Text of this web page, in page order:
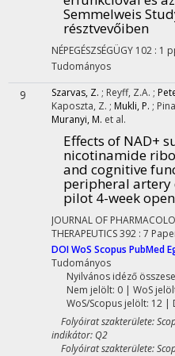
Semmelweis
résztvevőiben
NÉPEGÉSZSÉGÜGY 102 : 1
Tudományos
9 Szarvas, Z. ; Reyff, Z.A. ;
Kaposzta, Z. ; Mukli, P. ;
Muranyi, M. et al.
Effects of NAD+
nicotinamide
and cognitive
peripheral artery
pilot 4-week
JOURNAL OF
THERAPEUTICS392 : 7
DOIWoS Scopus PubMed
Tudományos
Nyilvános idéző
Nem jelölt: 0 | WoS
WoS/Scopus jelölt: 12 |
Folyóirat szakterülete:
indikátor: Q2
Folyóirat szakterülete: